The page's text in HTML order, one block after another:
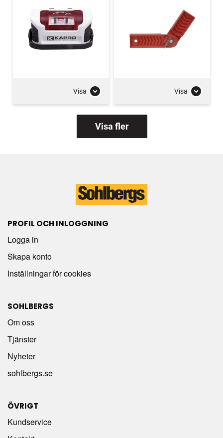
Visa Visa
Visa fler
PROFIL OCH INLOGGNING
Logga in
Skapa konto
Inställningar för cookies
SOHLBERGS
Om oss
Tjänster
Nyheter
sohlbergs.se
ÖVRIGT
Kundservice